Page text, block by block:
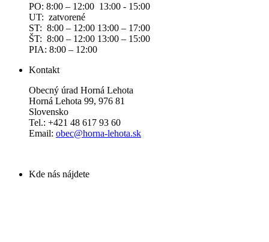
PO: 8:00 – 12:00 13:00 - 15:00
UT: zatvorené
ST: 8:00 – 12:00 13:00 – 17:00
ŠT: 8:00 – 12:00 13:00 – 15:00
PIA: 8:00 – 12:00
Kontakt
Obecný úrad Horná Lehota
Horná Lehota 99, 976 81
Slovensko
Tel.: +421 48 617 93 60
Email: obec@horna-lehota.sk
Kde nás nájdete